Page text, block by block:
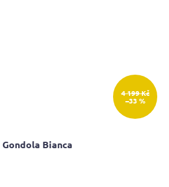
4 199 Kč
–33 %
Gondola Bianca